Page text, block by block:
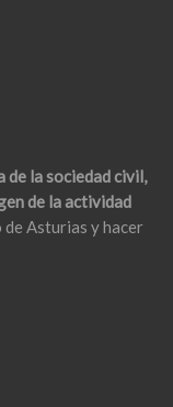
de la sociedad civil,
de la actividad
Asturias y hacer